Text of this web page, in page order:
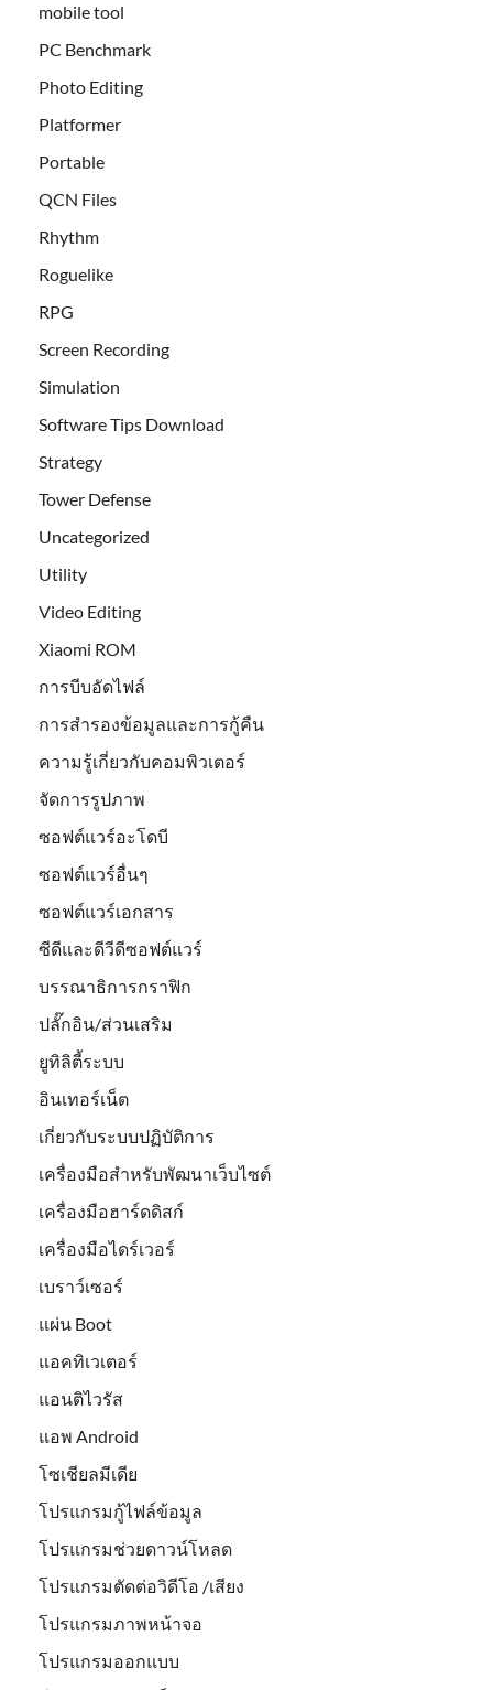
mobile tool
PC Benchmark
Photo Editing
Platformer
Portable
QCN Files
Rhythm
Roguelike
RPG
Screen Recording
Simulation
Software Tips Download
Strategy
Tower Defense
Uncategorized
Utility
Video Editing
Xiaomi ROM
การบีบอัดไฟล์
การสำรองข้อมูลและการกู้คืน
ความรู้เกี่ยวกับคอมพิวเตอร์
จัดการรูปภาพ
ซอฟต์แวร์อะโดบี
ซอฟต์แวร์อื่นๆ
ซอฟต์แวร์เอกสาร
ซีดีและดีวีดีซอฟต์แวร์
บรรณาธิการกราฟิก
ปลั๊กอิน/ส่วนเสริม
ยูทิลิตี้ระบบ
อินเทอร์เน็ต
เกี่ยวกับระบบปฏิบัติการ
เครื่องมือสำหรับพัฒนาเว็บไซต์
เครื่องมือฮาร์ดดิสก์
เครื่องมือไดร์เวอร์
เบราว์เซอร์
แผ่น Boot
แอคทิเวเตอร์
แอนติไวรัส
แอพ Android
โซเชียลมีเดีย
โปรแกรมกู้ไฟล์ข้อมูล
โปรแกรมช่วยดาวน์โหลด
โปรแกรมตัดต่อวิดีโอ /เสียง
โปรแกรมภาพหน้าจอ
โปรแกรมออกแบบ